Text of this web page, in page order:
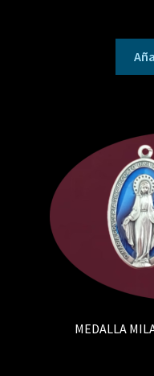
MEDALLA